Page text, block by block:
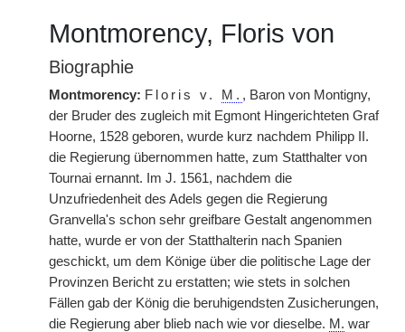
Montmorency, Floris von
Biographie
Montmorency: Floris v. M. , Baron von Montigny,
der Bruder des zugleich mit Egmont Hingerichteten Graf
Hoorne, 1528 geboren, wurde kurz nachdem Philipp II.
die Regierung übernommen hatte, zum Statthalter von
Tournai ernannt. Im J. 1561, nachdem die
Unzufriedenheit des Adels gegen die Regierung
Granvella's schon sehr greifbare Gestalt angenommen
hatte, wurde er von der Statthalterin nach Spanien
geschickt, um dem Könige über die politische Lage der
Provinzen Bericht zu erstatten; wie stets in solchen
Fällen gab der König die beruhigendsten Zusicherungen,
die Regierung aber blieb nach wie vor dieselbe. M. war